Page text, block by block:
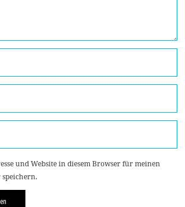
und Website in diesem Browser für meinen
speichern.